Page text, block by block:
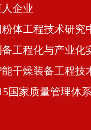
企业
体工程技术研究
工程化与产业化
干燥装备工程技
国家质量管理体